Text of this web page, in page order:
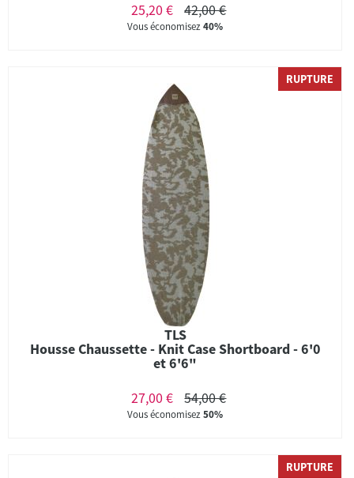
25,20 € 42,00 €
Vous économisez40%
RUPTURE
TLS
Housse Chaussette - Knit Case Shortboard - 6'0
et 6'6"
27,00 €
54,00 €
Vous économisez50%
RUPTURE